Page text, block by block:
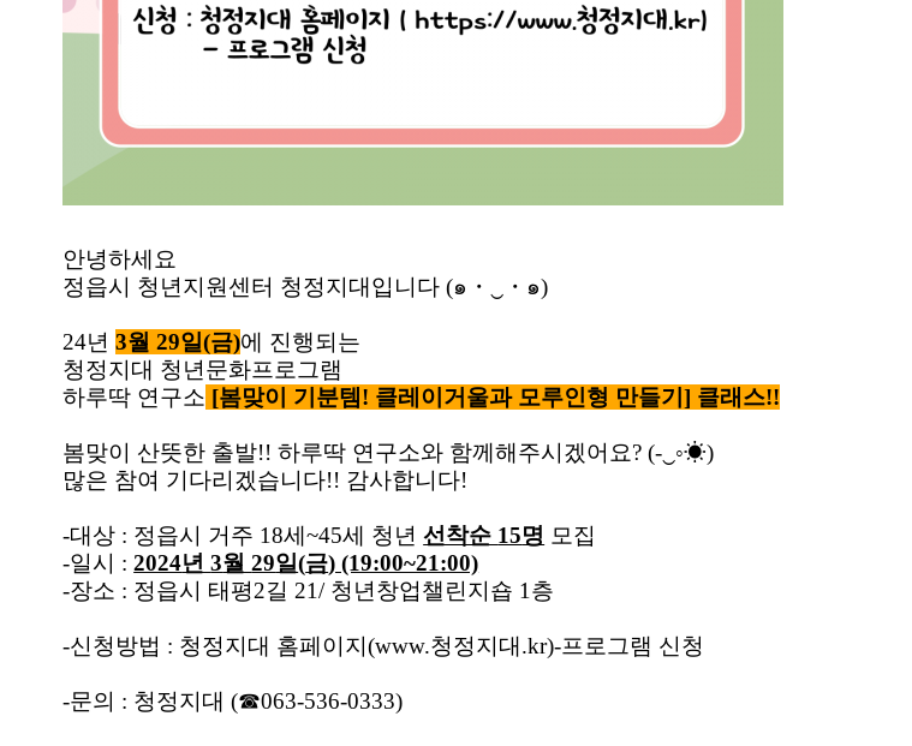
안녕하세요
정읍시 청년지원센터 청정지대입니다(๑ ・ ・ ๑)
24년3월29일(금)에 진행되는
청정지대 청년문화프로그램
하루딱 연구소 [봄맞이 기분템! 클레이거울과 모루인형 만들기] 클래스!!
봄맞이 산뜻한 출발!!하루딱 연구소와 함께해주시겠어요? (- ‿◦☀)
많은 참여 기다리겠습니다!! 감사합니다!
-대상 : 정읍시 거주 18세~45세 청년선착순 15명 모집
-일시 :2024년3월29일(금) (19:00~21:00)
-장소 : 정읍시 태평2길 21/ 청년창업챌린지숍 1 층
-신청방법 : 청정지대 홈페이지(www.청정지대 .kr)-프로그램 신청
-문의 : 청정지대(☎063-536-0333)